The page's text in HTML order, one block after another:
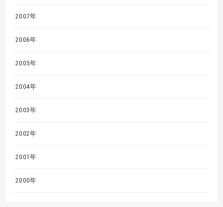
2007年
2006年
2005年
2004年
2003年
2002年
2001年
2000年